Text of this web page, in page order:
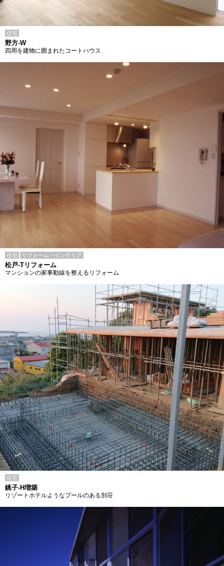
住宅
野方-W
四周を建物に囲まれたコートハウス
住宅 リフォーム・インテリア
松戸-Tリフォーム
マンションの家事動線を整えるリフォーム
住宅
銚子-H増築
リゾートホテルようなプールのある別荘